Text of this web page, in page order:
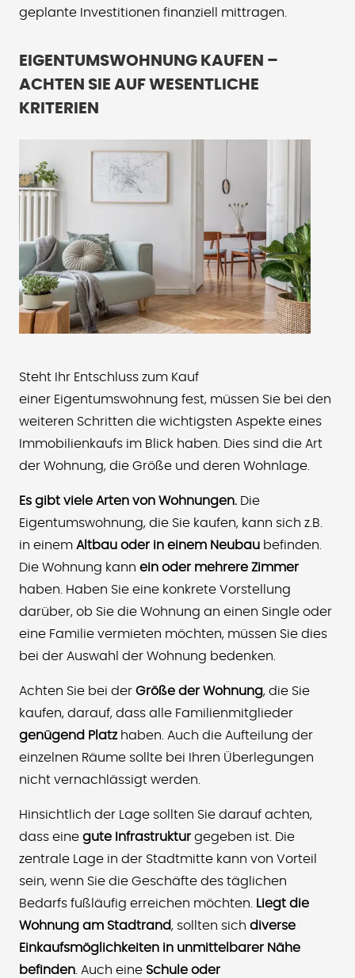
geplante Investitionen finanziell mittragen.
EIGENTUMSWOHNUNG KAUFEN –
ACHTEN SIE AUF WESENTLICHE
KRITERIEN
Steht Ihr Entschluss zum Kauf
einer Eigentumswohnung fest, müssen Sie bei den
weiteren Schritten die wichtigsten Aspekte eines
Immobilienkaufs im Blick haben. Dies sind die Art
der Wohnung, die Größe und deren Wohnlage.
Es gibt viele Arten von Wohnungen. Die
Eigentumswohnung, die Sie kaufen, kann sich z.B.
in einem Altbau oder in einem Neubau befinden.
Die Wohnung kann ein oder mehrere Zimmer
haben. Haben Sie eine konkrete Vorstellung
darüber, ob Sie die Wohnung an einen Single oder
eine Familie vermieten möchten, müssen Sie dies
bei der Auswahl der Wohnung bedenken.
Achten Sie bei der Größe der Wohnung, die Sie
kaufen, darauf, dass alle Familienmitglieder
genügend Platz haben. Auch die Aufteilung der
einzelnen Räume sollte bei Ihren Überlegungen
nicht vernachlässigt werden.
Hinsichtlich der Lage sollten Sie darauf achten,
dass eine gute Infrastruktur gegeben ist. Die
zentrale Lage in der Stadtmitte kann von Vorteil
sein, wenn Sie die Geschäfte des täglichen
Bedarfs fußläufig erreichen möchten.
Liegt die
Wohnung am Stadtrand, sollten sich diverse
Einkaufsmöglichkeiten in unmittelbarer Nähe
befinden . Auch eine Schule oder